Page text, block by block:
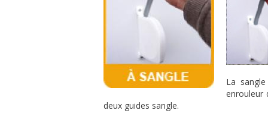
La
enrouleur
deux guides sangle.